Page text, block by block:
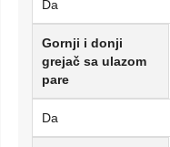
Da
Gornji i donji
grejač sa ulazom
pare
Da